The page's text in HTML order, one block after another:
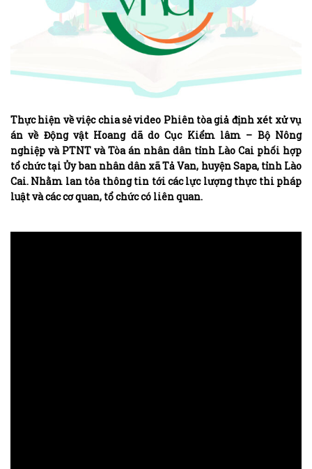
Thực hiện về việc chia sẻ video Phiên tòa giả định xét xử vụ
án về Động vật Hoang dã do Cục Kiểm lâm – Bộ Nông
nghiệp và PTNT và Tòa án nhân dân tỉnh Lào Cai phối hợp
tổ chức tại Ủy ban nhân dân xã Tả Van, huyện Sapa, tỉnh Lào
Cai. Nhằm lan tỏa thông tin tới các lực lượng thực thi pháp
luật và các cơ quan, tổ chức có liên quan.